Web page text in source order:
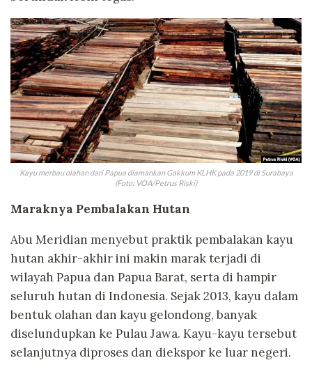
Kayu merbau olahan dari Papua diamankan Gakkum KLHK pada 2019 di Surabaya
(Foto: VOA/Petrus Riski)
Maraknya Pembalakan Hutan
Abu Meridian menyebut praktik pembalakan kayu
hutan akhir-akhir ini makin marak terjadi di
wilayah Papua dan Papua Barat, serta di hampir
seluruh hutan di Indonesia. Sejak 2013, kayu dalam
bentuk olahan dan kayu gelondong, banyak
diselundupkan ke Pulau Jawa. Kayu-kayu tersebut
selanjutnya diproses dan diekspor ke luar negeri.